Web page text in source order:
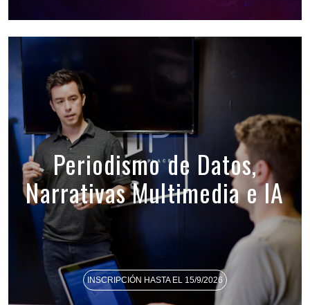
Periodismo de Datos,
Narrativas Multimedia e IA
INSCRIPCIÓN HASTA EL 15/9/2026